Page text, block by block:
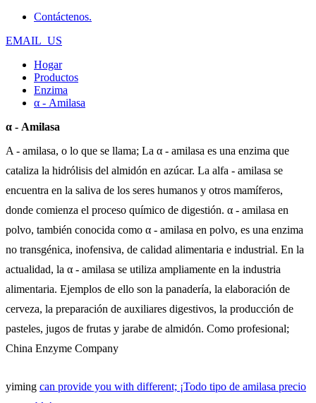
Contáctenos.
EMAIL_US
Hogar
Productos
Enzima
α - Amilasa
α - Amilasa
A - amilasa, o lo que se llama; La α - amilasa es una enzima que
cataliza la hidrólisis del almidón en azúcar. La alfa - amilasa se
encuentra en la saliva de los seres humanos y otros mamíferos,
donde comienza el proceso químico de digestión. α - amilasa en
polvo, también conocida como α - amilasa en polvo, es una enzima
no transgénica, inofensiva, de calidad alimentaria e industrial. En la
actualidad, la α - amilasa se utiliza ampliamente en la industria
alimentaria. Ejemplos de ello son la panadería, la elaboración de
cerveza, la preparación de auxiliares digestivos, la producción de
pasteles, jugos de frutas y jarabe de almidón. Como profesional;
China Enzyme Company
yiming can provide you with different; ¡Todo tipo de amilasa precio